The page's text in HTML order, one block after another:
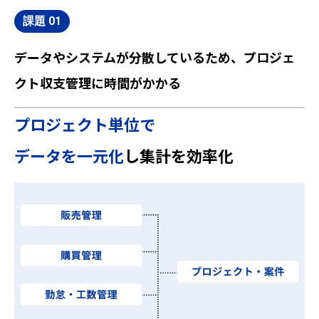
データやシステムが分散しているため、プロジェ
クト収支管理に時間がかかる
プロジェクト単位で
データを一元化し集計を効率化